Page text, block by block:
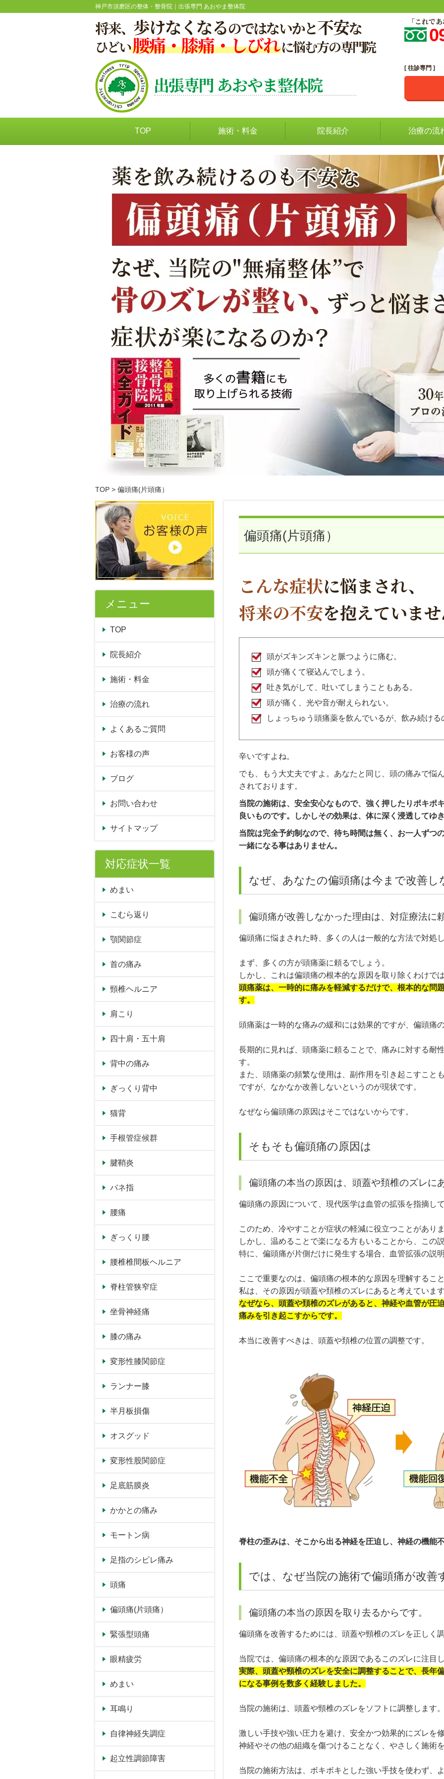
神戸市須磨区の整体・整骨院｜出張専門 あおやま整体院
将来、 歩けなくなるのではないかと不安な
ひどい腰痛・膝痛・しびれに悩む方の専門院
出張専門 あおやま整体院
「これで
[ 往診専門 ]
TOP 施術・料金 院長紹介 治療の流
TOP > 偏頭痛(片頭痛）
偏頭痛(片頭痛）
こんな症状に悩まされ、
将来の不安を抱えていま
頭がズキンズキンと脈つように痛む。
頭が痛くて寝込んでしまう。
吐き気がして、吐いてしまうこともある。
頭が痛く、光や音が耐えられない。
しょっちゅう頭痛薬を飲んでいるが、飲み続ける
辛いですよね。
でも、もう大丈夫ですよ。あなたと同じ、頭の痛みで悩
されております。
当院の施術は、安全安心なもので、強く押したりポキポ
良いものです。しかしその効果は、体に深く浸透してゆ
当院は完全予約制なので、待ち時間は無く、お一人ずつ
一緒になる事はありません。
なぜ、あなたの偏頭痛は今まで改善し
偏頭痛が改善しなかった理由は、対症療法に
偏頭痛に悩まされた時、多くの人は一般的な方法で対処
まず、多くの方が頭痛薬に頼るでしょう。
しかし、これは偏頭痛の根本的な原因を取り除くわけで
頭痛薬は、一時的に痛みを軽減するだけで、根本的な問
す。
頭痛薬は一時的な痛みの緩和には効果的ですが、偏頭痛
長期的に見れば、頭痛薬に頼ることで、痛みに対する耐
す。
また、頭痛薬の頻繁な使用は、副作用を引き起こすこと
ですが、なかなか改善しないというのが現状です。
なぜなら偏頭痛の原因はそこではないからです。
そもそも偏頭痛の原因は
偏頭痛の本当の原因は、頭蓋や頚椎のズレに
偏頭痛の原因について、現代医学は血管の拡張を指摘し
このため、冷やすことが症状の軽減に役立つことがあり
しかし、温めることで楽になる方もいることから、この
特に、偏頭痛が片側だけに発生する場合、血管拡張の説
ここで重要なのは、偏頭痛の根本的な原因を理解するこ
私は、その原因が頭蓋や頚椎のズレにあると考えていま
なぜなら、頭蓋や頚椎のズレがあると、神経や血管が圧
痛みを引き起こすからです。
本当に改善すべきは、頭蓋や頚椎の位置の調整です。
脊柱の歪みは、そこから出る神経を圧迫し、神経の機能
では、なぜ当院の施術で偏頭痛が改善
偏頭痛の本当の原因を取り去るからです。
偏頭痛を改善するためには、頭蓋や頸椎のズレを正しく
当院では、偏頭痛の根本的な原因であるこのズレに注目
実際、頭蓋や頸椎のズレを安全に調整することで、長年
になる事例を数多く経験しました。
当院の施術は、頭蓋や頸椎のズレをソフトに調整します
激しい手技や強い圧力を避け、安全かつ効果的にズレを
神経やその他の組織を傷つけることなく、やさしく施術
当院の施術方法は、ボキボキとした強い手技を使わず、
メニュー
TOP
院長紹介
施術・料金
治療の流れ
よくあるご質問
お客様の声
ブログ
お問い合わせ
サイトマップ
対応症状一覧
めまい
こむら返り
顎関節症
首の痛み
頸椎ヘルニア
肩こり
四十肩・五十肩
背中の痛み
ぎっくり背中
猫背
手根管症候群
腱鞘炎
バネ指
腰痛
ぎっくり腰
腰椎椎間板ヘルニア
脊柱管狭窄症
坐骨神経痛
膝の痛み
変形性膝関節症
ランナー膝
半月板損傷
オスグッド
変形性股関節症
足底筋膜炎
かかとの痛み
モートン病
足指のシビレ痛み
頭痛
偏頭痛(片頭痛）
緊張型頭痛
眼精疲労
めまい
耳鳴り
自律神経失調症
起立性調節障害